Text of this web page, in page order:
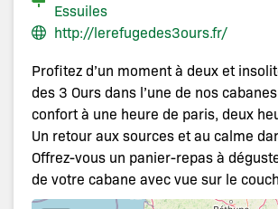
Essuiles
http://lerefugedes3ours.fr/
Profitez d’un moment à deux et
des 3 Ours dans l’une de nos
confort à une heure de paris, deux
Un retour aux sources et au calme
Offrez-vous un panier-repas à
de votre cabane avec vue sur le